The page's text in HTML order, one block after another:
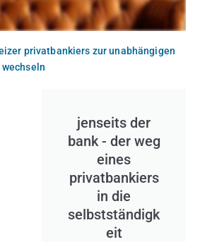
privatbankiers zur unabhängigen
jenseits der
bank - der weg
eines
privatbankiers
in die
selbstständigk
eit